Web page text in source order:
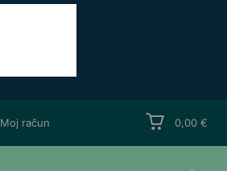
Moj račun 0,00 €